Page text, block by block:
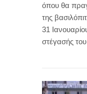
όπου θα
της
31
στέγασής